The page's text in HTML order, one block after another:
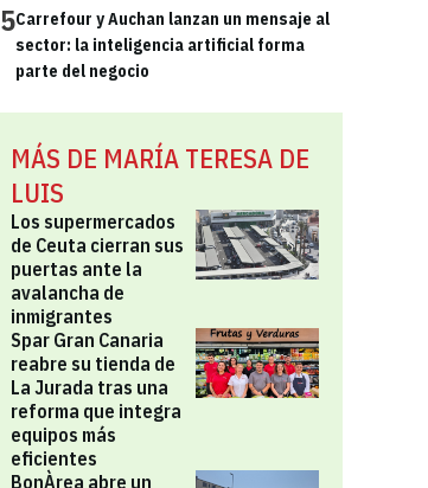
5Carrefour y Auchan lanzan un mensaje al
sector: la inteligencia artificial forma
parte del negocio
MÁS DE MARÍA TERESA DE
LUIS
Los supermercados
de Ceuta cierran sus
puertas ante la
avalancha de
inmigrantes
Spar Gran Canaria
reabre su tienda de
La Jurada tras una
reforma que integra
equipos más
eficientes
BonÀrea abre un